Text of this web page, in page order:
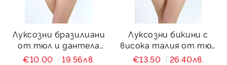
Луксозни бразилиани
от тюл и дантела
Charity
€10.00 19.56лв.
Луксозни бикини с
висока талия от тюл
и дантела Charity
€13.50 26.40лв.